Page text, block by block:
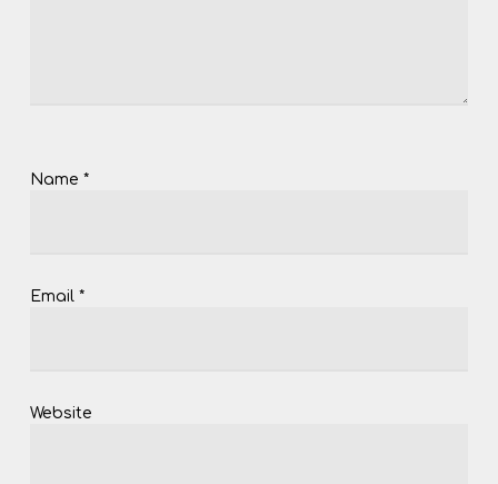
Name *
Email *
Website